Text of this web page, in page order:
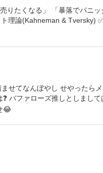
りたくなる」 「暴落でパニッ
理論(Kahneman & Tversky)
せてなんぼやし せやったら
バファローズ推しとしまし
😂